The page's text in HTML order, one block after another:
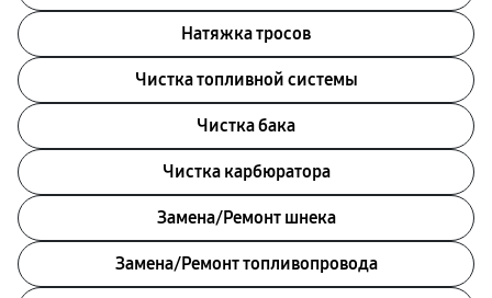
Натяжка тросов
Чистка топливной системы
Чистка бака
Чистка карбюратора
Замена/Pемонт шнека
Замена/Pемонт топливопровода